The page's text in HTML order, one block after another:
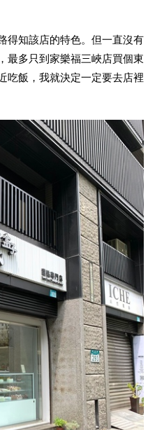
得知該店的特色。但一直沒有
最多只到家樂福三峽店買個東
吃飯，我就決定一定要去店裡